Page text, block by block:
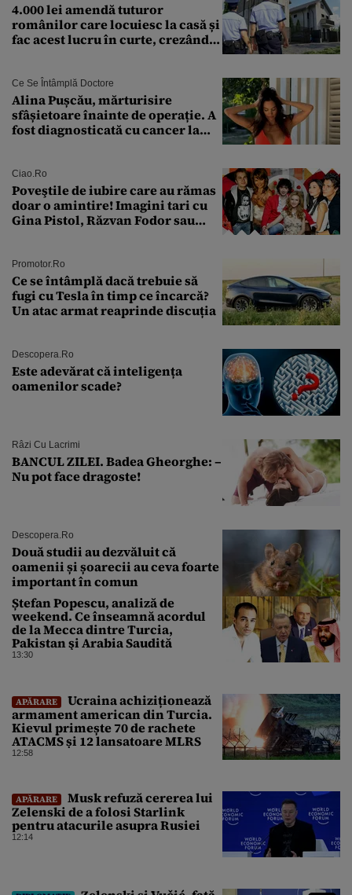
4.000 lei amendă tuturor
românilor care locuiesc la casă și
fac acest lucru în curte, crezând
Ce Se Întâmplă Doctore
Alina Pușcău, mărturisire
sfâșietoare înainte de operație. A
fost diagnosticată cu cancer la
îmi salvez viața”
Ciao.ro
Poveştile de iubire care au rămas
doar o amintire! Imagini tari cu
Gina Pistol, Răzvan Fodor sau
Promotor.ro
Ce se întâmplă dacă trebuie să
fugi cu Tesla în timp ce încarcă?
Un atac armat reaprinde discuția
Descopera.ro
Este adevărat că inteligența
oamenilor scade?
Râzi Cu Lacrimi
BANCUL ZILEI. Badea Gheorghe: –
Nu pot face dragoste!
Descopera.ro
Două studii au dezvăluit că
oamenii și șoarecii au ceva foarte
important în comun
Ștefan Popescu, analiză de
weekend. Ce înseamnă acordul
de la Mecca dintre Turcia,
Pakistan şi Arabia Saudită
13:30
APĂRARE
Ucraina achiziționează
armament american din Turcia.
Kievul primește 70 de rachete
ATACMS și 12 lansatoare MLRS
12:58
APĂRARE
Musk refuză cererea lui
Zelenski de a folosi Starlink
pentru atacurile asupra Rusiei
12:14